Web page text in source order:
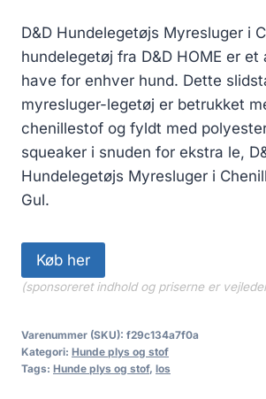
D&D Hundelegetøjs Myresluger i
hundelegetøj fra D&D HOME er
have for enhver hund. Dette
myresluger-legetøj er betrukket
chenillestof og fyldt med
squeaker i snuden for ekstra le,
Hundelegetøjs Myresluger i
Gul.
Køb her
(sponsoreret indhold og priserne er
Varenummer (SKU): f29c134a7f0a
Kategori: Hunde plys og stof
Tags: Hunde plys og stof, los